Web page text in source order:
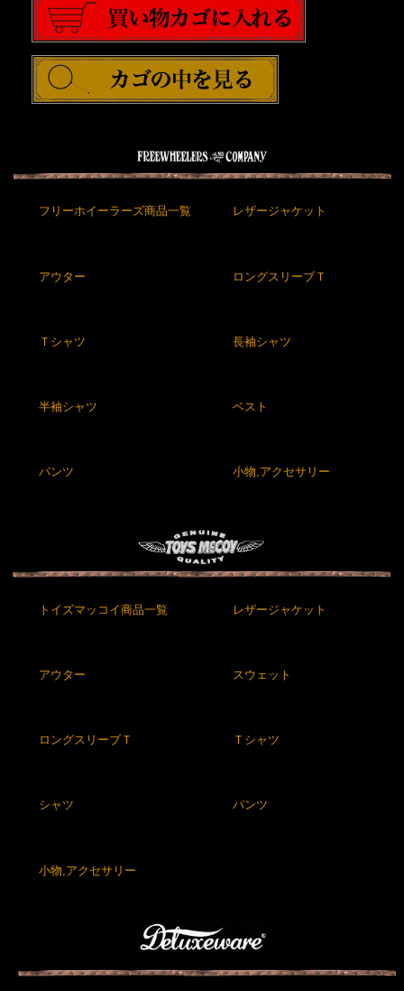
フリーホイーラーズ商品一覧 レザージャケット
アウター ロングスリーブＴ
Ｔシャツ 長袖シャツ
半袖シャツ ベスト
パンツ 小物,アクセサリー
トイズマッコイ商品一覧 レザージャケット
アウター スウェット
ロングスリーブＴ Ｔシャツ
シャツ パンツ
小物,アクセサリー